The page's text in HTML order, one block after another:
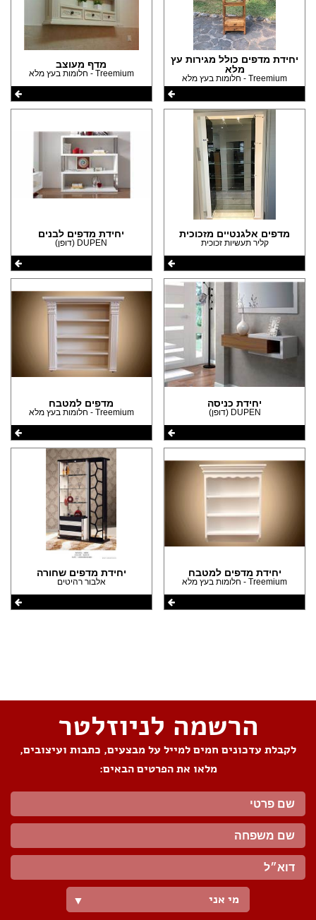
יחידת מדפים כולל מגירות עץ
מלא
Treemium - חלומות בעץ מלא
מדף מעוצב
Treemium - חלומות בעץ מלא
מדפים אלגנטיים מזכוכית
קליר תעשיות זכוכית
יחידת מדפים לבנים
DUPEN (דופן)
יחידת כניסה
DUPEN (דופן)
מדפים למטבח
Treemium - חלומות בעץ מלא
יחידת מדפים למטבח
Treemium - חלומות בעץ מלא
יחידת מדפים שחורה
אלבור רהיטים
הרשמה לניוזלטר
לקבלת עדכונים חמים למייל על מבצעים, כתבות ועיצובים,
מלאו את הפרטים הבאים:
מי אני ▼